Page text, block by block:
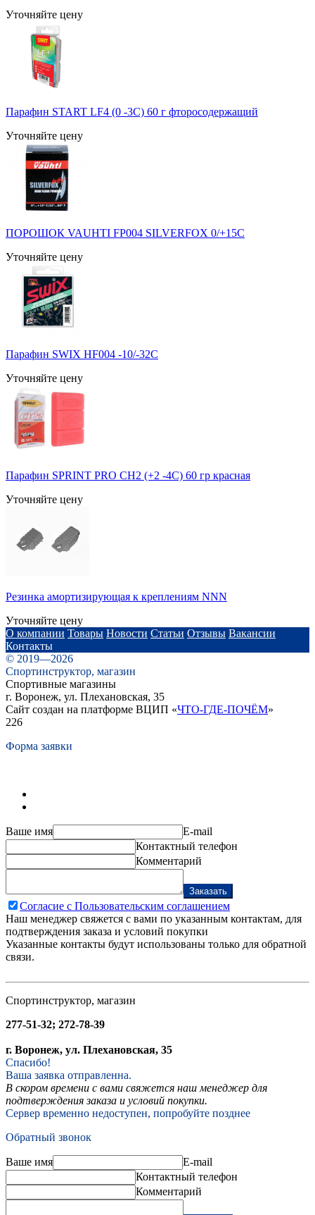
Уточняйте цену
Парафин START LF4 (0 -3С) 60 г фторосодержащий
Уточняйте цену
ПОРОШОК VAUHTI FP004 SILVERFOX 0/+15С
Уточняйте цену
Парафин SWIX HF004 -10/-32С
Уточняйте цену
Парафин SPRINT PRO CH2 (+2 -4C) 60 гр красная
Уточняйте цену
Резинка амортизирующая к креплениям NNN
Уточняйте цену
О компании Товары Новости Статьи Отзывы Вакансии
Контакты
© 2019—2026
Спортинструктор, магазин
Спортивные магазины
г. Воронеж, ул. Плехановская, 35
Сайт создан на платформе ВЦИП «ЧТО-ГДЕ-ПОЧЁМ»
226
Форма заявки
Ваше имя
E-mail
Контактный телефон
Комментарий
Заказать
Согласие с Пользовательским соглашением
Наш менеджер свяжется с вами по указанным контактам, для
подтверждения заказа и условий покупки
Указанные контакты будут использованы только для обратной
связи.
Спортинструктор, магазин
277-51-32; 272-78-39
г. Воронеж, ул. Плехановская, 35
Спасибо!
Ваша заявка отправленна.
В скором времени с вами свяжется наш менеджер для
подтверждения заказа и условий покупки.
Сервер временно недоступен, попробуйте позднее
Обратный звонок
Ваше имя
E-mail
Контактный телефон
Комментарий